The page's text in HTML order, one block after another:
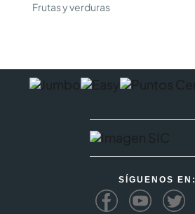
Frutas y verduras
SÍGUENOS EN: